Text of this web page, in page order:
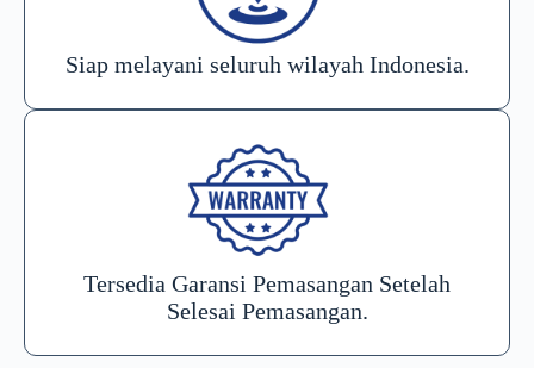
Siap melayani seluruh wilayah Indonesia.
Tersedia Garansi Pemasangan Setelah
Selesai Pemasangan.